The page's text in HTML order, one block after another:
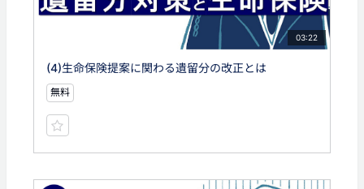
03:22
(4)生命保険提案に関わる遺留分の改正とは
無料